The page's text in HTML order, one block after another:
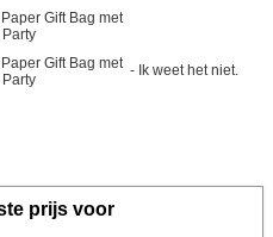
- Ik weet het niet.
prijs voor